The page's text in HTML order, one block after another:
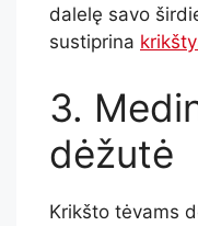
dalelę savo
sustiprina
3.
dėžutė
Krikšto tėvams